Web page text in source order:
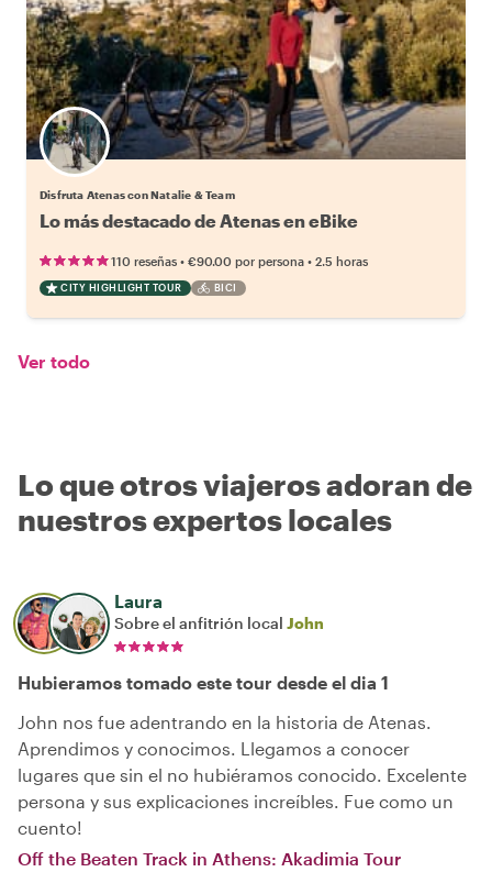
Disfruta Atenas con Natalie & Team
Lo más destacado de Atenas en eBike
110 reseñas • €90.00 por persona • 2.5 horas
CITY HIGHLIGHT TOUR BICI
Ver todo
Lo que otros viajeros adoran de
nuestros expertos locales
Laura
Sobre el anfitrión local John
Hubieramos tomado este tour desde el dia 1
John nos fue adentrando en la historia de Atenas.
Aprendimos y conocimos. Llegamos a conocer
lugares que sin el no hubiéramos conocido. Excelente
persona y sus explicaciones increíbles. Fue como un
cuento!
Off the Beaten Track in Athens: Akadimia Tour